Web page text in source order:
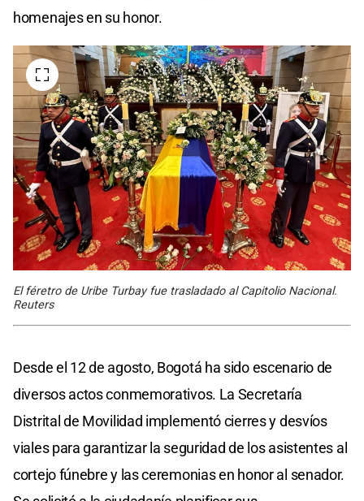
homenajes en su honor.
El féretro de Uribe Turbay fue trasladado al Capitolio Nacional.
Reuters
Desde el 12 de agosto, Bogotá ha sido escenario de
diversos actos conmemorativos. La Secretaría
Distrital de Movilidad implementó cierres y desvíos
viales para garantizar la seguridad de los asistentes al
cortejo fúnebre y las ceremonias en honor al senador.